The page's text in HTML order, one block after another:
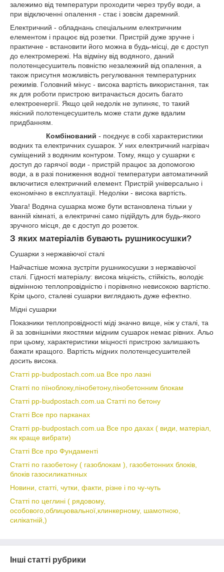
залежимо від температури проходити через трубу води, а
при відключенні опалення - стає і зовсім даремний.
Електричний - обладнань спеціальним електричним
елементом і працює від розетки. Пристрій дуже зручне і
практичне - встановити його можна в будь-місці, де є доступ
до електромережі. На відміну від водяного, даний
полотенцесушитель повністю незалежний від опалення, а
також присутня можливість регулювання температурних
режимів. Головний мінус - висока вартість використання, так
як для роботи пристрою витрачається досить багато
електроенергії. Якщо цей недолік не зупиняє, то такий
якісний полотенцесушитель може стати дуже вдалим
придбанням.
Комбінований - поєднує в собі характеристики
водних та електричних сушарок. У них електричний нагрівач
суміщений з водяним контуром. Тому, якщо у сушарки є
доступ до гарячої води - пристрій працює за допомогою
води, а в разі пониження водної температури автоматичний
включитися електричний елемент. Пристрій універсально і
економічно в експлуатації. Недоліки - висока вартість.
Увага! Водяна сушарка може бути встановлена тільки у
ванній кімнаті, а електричні само підійдуть для будь-якого
зручного місця, де є доступ до розеток.
З яких матеріалів бувають рушникосушки?
Сушарки з нержавіючої сталі
Найчастіше можна зустріти рушникосушки з нержавіючої
сталі. Гідності матеріалу: висока міцність, стійкість, володіє
відмінною теплопровідністю і порівняно невисокою вартістю.
Крім цього, сталеві сушарки виглядають дуже ефектно.
Мідні сушарки
Показники теплопровідності міді значно вище, ніж у сталі, та
й за зовнішніми якостями мідним сушарок немає рівних. Альо
при цьому, характеристики міцності пристрою залишають
бажати кращого. Вартість мідних полотенцесушителей
досить висока.
Статті pp-budpostach.com.ua Все про лазні
Статті по пїноблоку,пінобетону,пінобетонним блокам
Статті pp-budpostach.com.ua Статті по бетону
Статті Все про парканах
Статті pp-budpostach.com.ua Все про дахах ( види, матеріал,
як краще вибрати)
Статті Все про Фундаменті
Статті по газобетону ( газоблокам ), газобетонних блоків,
блоків газосиликатнных
Новини, статті, чутки, факти, різне і по чу-чуть
Статті по цеглині ( рядовому,
особового,облицювальної,клинкерному, шамотною,
силікатній,)
Інші статті рубрики